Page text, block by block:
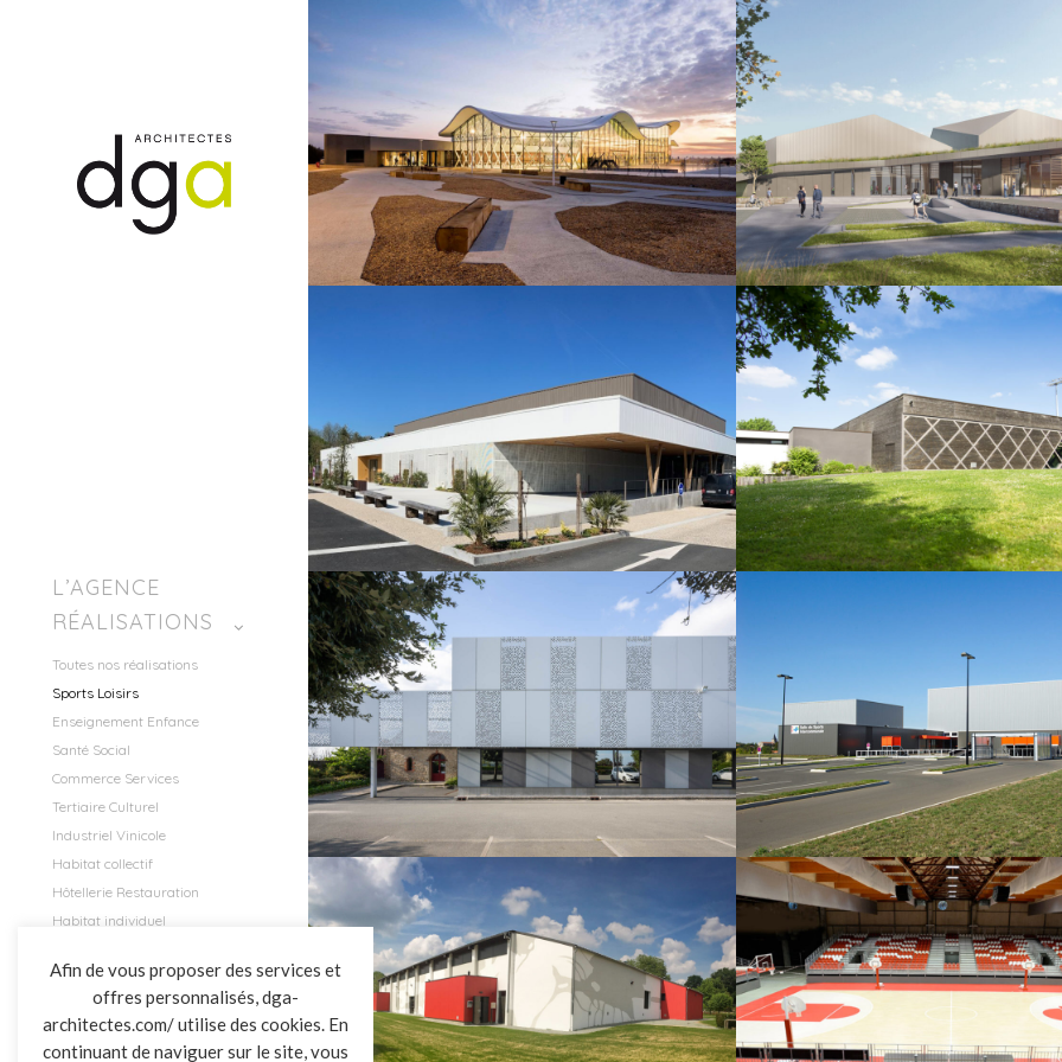
L’AGENCE
RÉALISATIONS
Toutes nos réalisations
Sports Loisirs
Enseignement Enfance
Santé Social
Commerce Services
Tertiaire Culturel
Industriel Vinicole
Habitat collectif
Hôtellerie Restauration
Habitat individuel
ACTUALITÉS
CONTACT
AQUATIQUE
SAINT HILAIRE
DE RIEZ
SPORTS LOISIRS
SALLE DE SPORT
TIFFAUGES
SPORTS LOISIRS
SALLE DE SPORT
FAY DE
BRETAGNE
SPORTS LOISIRS
DOJO
LES HERBIERS
SPORTS LOISIRS
SALLE DE SPORT
LES HERBIERS
SPORTS LOISIRS
SALLE DE SPORT
LES EPESSES
SPORTS LOISIRS
SALLE DE SPORT
SAINTE
HERMINE
SPORTS LOISIRS
SALLE
ST GERMAIN
DE PRINCAY
SALLE DE SPORT
MOUILLERON
EN PAREDS
SPORTS LOISIRS
SALLE DE BASKET
LA ROCHE SUR
YON
SPORTS LOISIRS
PISCINE
Afin de vous proposer des services et
offres personnalisés, dga-
architectes.com/ utilise des cookies. En
continuant de naviguer sur le site, vous